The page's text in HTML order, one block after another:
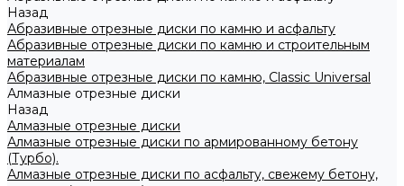
Назад
Абразивные отрезные диски по камню и асфальту
Абразивные отрезные диски по камню и строительным
материалам
Абразивные отрезные диски по камню, Classic Universal
Алмазные отрезные диски
Назад
Алмазные отрезные диски
Алмазные отрезные диски по армированному бетону
(Турбо).
Алмазные отрезные диски по асфальту, свежему бетону,